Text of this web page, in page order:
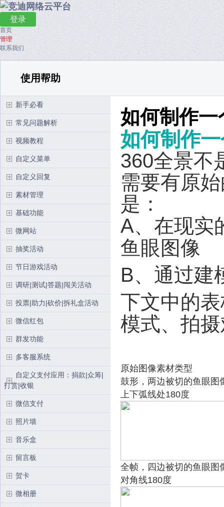
登录
首页
管理
联系我们
使用帮助
新手必看
常见问题解析
视频教程
自定义菜单
自定义回复
素材管理
基础功能
微网站
抽奖活动
节日游戏活动
调研|测试|答题|闯关活动
投票|助力|砍价|拆礼盒活动
微信红包
群发功能
多客服系统
自定义支付应用：捐款|众筹|
打赏|收银
微信支付
照片墙
音乐盒
留言板
贺卡
微相册
如何制作
如何制作
360全景不
需要有原
是：
A、在现实
鱼眼图像
B、通过建
下文中的
模式、拍
原始图像素材类型
鼓形，两边被切的鱼眼图
上下弧线处180度
全帧，四边被切的鱼眼图
对角线180度